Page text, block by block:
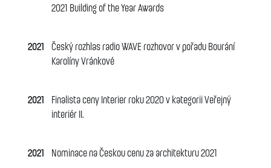
2021 Building of the Year Awards
2021 Český rozhlas radio WAVE rozhovor v pořadu Bourání
Karolíny Vránkové
2021
Finalista ceny Interier roku 2020 v kategorii Veřejný
interiér II.
2021 Nominace na Českou cenu za architekturu 2021